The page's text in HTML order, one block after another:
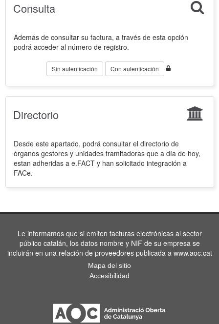
Consulta
Además de consultar su factura, a través de esta opción
podrá acceder al número de registro.
Sin autenticación Con autenticación
Directorio
Desde este apartado, podrá consultar el directorio de
órganos gestores y unidades tramitadoras que a día de hoy,
estan adheridas a e.FACT y han solicitado integración a
FACe.
Le informamos que si emiten facturas electrónicas al sector
público catalán, los datos nombre y NIF de su empresa se
incluirán en una relación de proveedores publicada a www.aoc.cat
Mapa del sitio
Accesibilidad